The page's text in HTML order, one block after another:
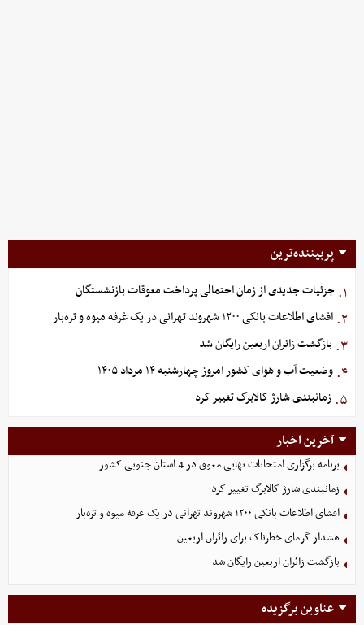
پربیننده‌ترین
۱. جزئیات جدیدی از زمان احتمالی پرداخت معوقات بازنشستگان
۲. افشای اطلاعات بانکی ۱۲۰۰ شهروند تهرانی در یک غرفه میوه و تره‌بار
۳. بازگشت زائران اربعین رایگان شد
۴. وضعیت آب و هوای کشور امروز چهارشنبه ۱۴ مرداد ۱۴۰۵
۵. زمانبندی شارژ کالابرگ تغییر کرد
آخرین اخبار
برنامه برگزاری امتحانات نهایی معوق در 4 استان جنوبی کشور
زمانبندی شارژ کالابرگ تغییر کرد
افشای اطلاعات بانکی ۱۲۰۰ شهروند تهرانی در یک غرفه میوه و تره‌بار
هشدار گرمای خطرناک برای زائران اربعین
بازگشت زائران اربعین رایگان شد
عناوین برگزیده